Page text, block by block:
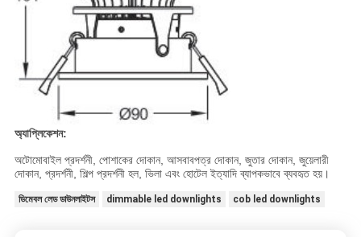
অ্যাপ্লিকেশন:
অটোমোবাইল প্রদর্শনী, পোশাকের দোকান, আসবাবপত্র দোকান, জুতার দোকান, জুয়েলারী
দোকান, প্রদর্শনী, শিল্প প্রদর্শনী হল, ভিলা এবং হোটেল ইত্যাদি ব্যাপকভাবে ব্যবহৃত হয়।
ডিমেবল লেড ডাউনলাইটস dimmable led downlights cob led downlights